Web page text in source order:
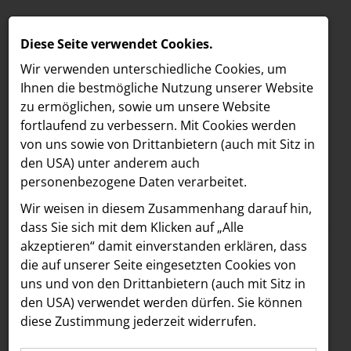
MELDUNGEN
LOEBELL NORDBERG
INNER
aehre
Astoria Artshow
B/S/H Hausgeräte
Meldungen / Vöslauer
Text Bilder
01.08.2024
nachhaltig
#coolbleiben:
Diese Seite verwendet Cookies.
Wir verwenden unterschiedliche Cookies, um
Ihnen die best­mögliche Nutzung unserer Website
zu ermöglichen, sowie um unsere Website
fortlaufend zu verbessern. Mit Cookies werden
von uns sowie von Drittanbietern (auch mit Sitz in
den USA) unter anderem auch
personenbezogene Daten verarbeitet.
Wir weisen in diesem Zusammenhang darauf hin,
dass Sie sich mit dem Klicken auf „Alle
akzeptieren“ damit ein­ver­standen erklären, dass
die auf unserer Seite eingesetzten Cookies von
uns und von den Drittanbietern (auch mit Sitz in
den USA) verwendet werden dürfen. Sie können
diese Zustimmung jederzeit widerrufen.